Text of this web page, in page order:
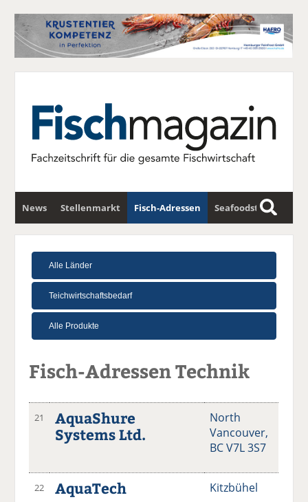
News Stellenmarkt Fisch-Adressen Seafoodstar
Fischwirtschafts-Gipfel Newsletter
S
u
c
e
Fisch-Adressen Technik
21
AquaShure
Systems Ltd.
North
Vancouver,
BC V7L 3S7
22 AquaTech Kitzbühel